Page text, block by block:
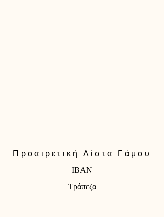
Προαιρετική Λίστα Γάμου
IBAN
Τράπεζα